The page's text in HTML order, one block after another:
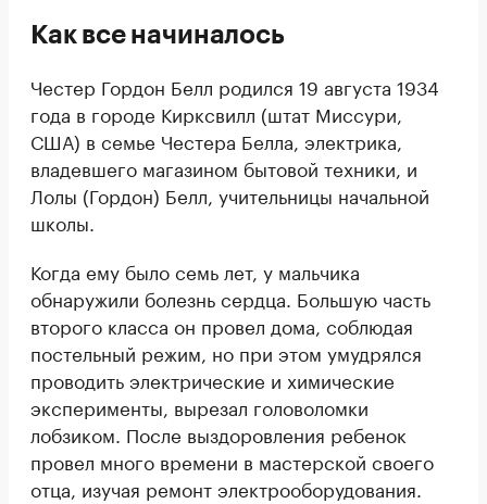
Как все начиналось
Честер Гордон Белл родился 19 августа 1934
года в городе Кирксвилл (штат Миссури,
США) в семье Честера Белла, электрика,
владевшего магазином бытовой техники, и
Лолы (Гордон) Белл, учительницы начальной
школы.
Когда ему было семь лет, у мальчика
обнаружили болезнь сердца. Большую часть
второго класса он провел дома, соблюдая
постельный режим, но при этом умудрялся
проводить электрические и химические
эксперименты, вырезал головоломки
лобзиком. После выздоровления ребенок
провел много времени в мастерской своего
отца, изучая ремонт электрооборудования.